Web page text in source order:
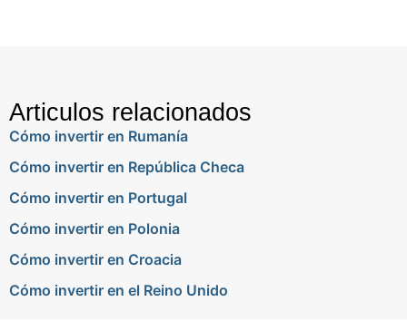
Articulos relacionados
Cómo invertir en Rumanía
Cómo invertir en República Checa
Cómo invertir en Portugal
Cómo invertir en Polonia
Cómo invertir en Croacia
Cómo invertir en el Reino Unido